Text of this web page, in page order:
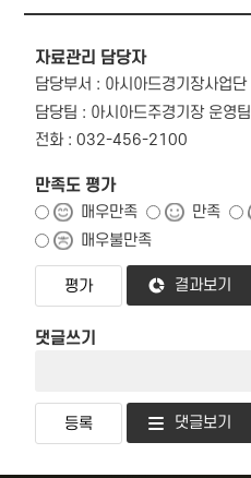
자료관리 담당자
담당부서 : 아시아드경기장사업단
담당팀 : 아시아드주경기장 운영팀
전화 : 032-456-2100
만족도 평가
매우만족 만족
매우불만족
결과보기
댓글쓰기
댓글보기